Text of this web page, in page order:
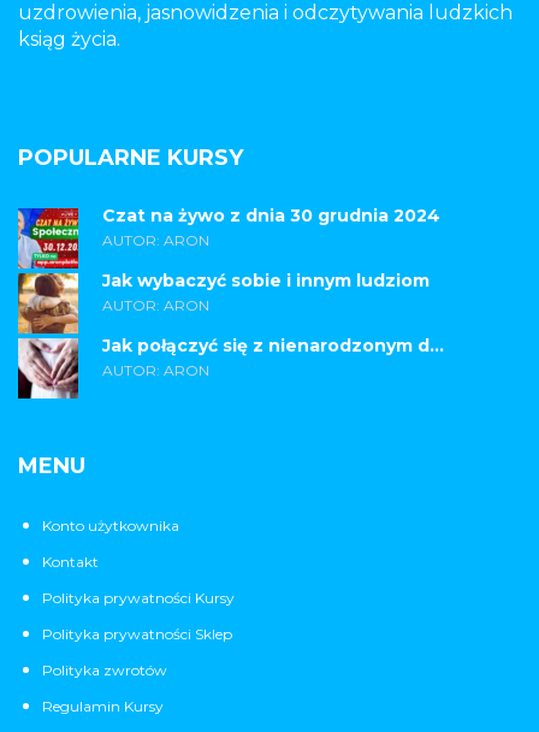
uzdrowienia, jasnowidzenia i odczytywania ludzkich
ksiąg życia.
POPULARNE KURSY
Czat na żywo z dnia 30 grudnia 2024
AUTOR: ARON
Jak wybaczyć sobie i innym ludziom
AUTOR: ARON
Jak połączyć się z nienarodzonym d...
AUTOR: ARON
MENU
Konto użytkownika
Kontakt
Polityka prywatności Kursy
Polityka prywatności Sklep
Polityka zwrotów
Regulamin Kursy